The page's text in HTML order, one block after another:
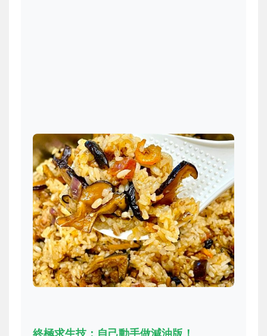
終極求生技：自己動手做減油版！